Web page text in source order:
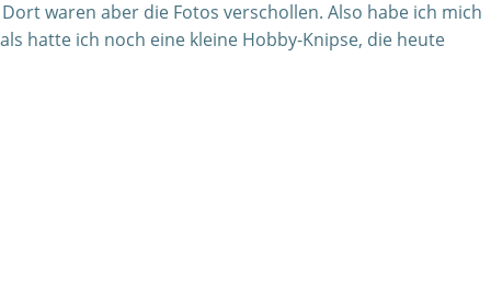
waren aber die Fotos verschollen. Also habe ich mich
hatte ich noch eine kleine Hobby-Knipse, die heute